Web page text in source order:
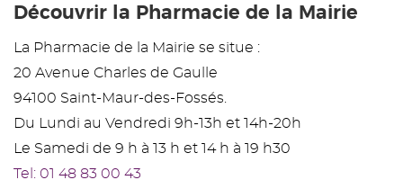
Découvrir la Pharmacie de la Mairie
La Pharmacie de la Mairie se situe :
20 Avenue Charles de Gaulle
94100 Saint-Maur-des-Fossés.
Du Lundi au Vendredi 9h-13h et 14h-20h
Le Samedi de 9 h à 13 h et 14 h à 19 h30
Tel: 01 48 83 00 43